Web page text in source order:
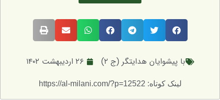
پیشوایان هدایتگر (ج ۲) ۲۶ اردیبهشت ۱۴۰۲